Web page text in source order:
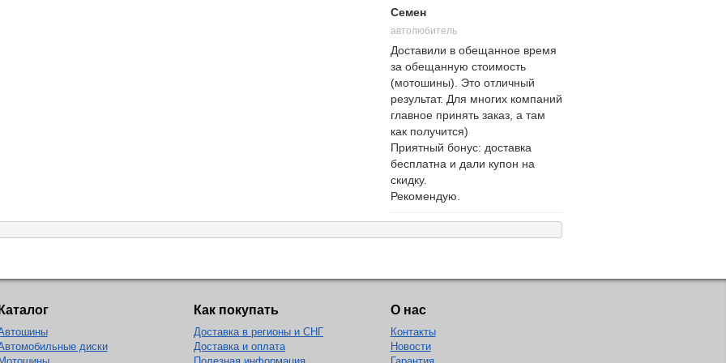
Семен
автолюбитель
Доставили в обещанное время
за обещанную стоимость
(мотошины). Это отличный
результат. Для многих компаний
главное принять заказ, а там
как получится)
Приятный бонус: доставка
бесплатна и дали купон на
скидку.
Рекомендую.
диски
Как покупать
Доставка в регионы и СНГ
Доставка и оплата
О нас
Контакты
Новости